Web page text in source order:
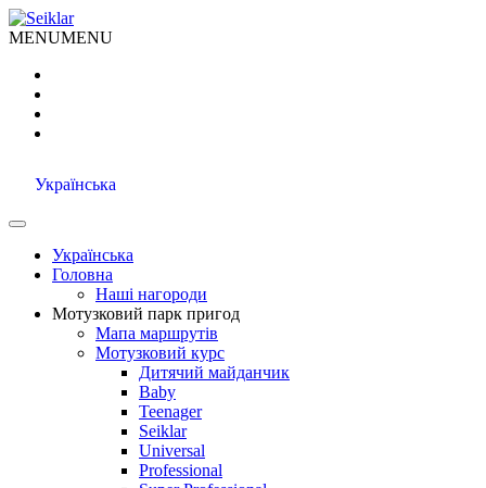
MENUMENU
Українська
Українська
Головна
Наші нагороди
Мотузковий парк пригод
Мапа маршрутів
Мотузковий курс
Дитячий майданчик
Baby
Teenager
Seiklar
Universal
Professional